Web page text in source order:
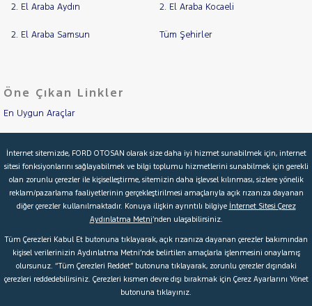
2. El Araba Aydın 2. El Araba Kocaeli
2. El Araba Samsun Tüm Şehirler
Öne Çıkan Linkler
En Uygun Araçlar
İkinci El Garanti
Kampanyalar
Kredi Hesaplama & Başvuru
© 2026 Ford Türkiye Ford Kurumsal Hakkımızda
Şartlar & Kişisel Verilerin Korunması S.S.S.
İnternet sitemizde, FORD OTOSAN olarak size daha iyi hizmet sunabilmek için, internet
sitesi fonksiyonlarını sağlayabilmek ve bilgi toplumu hizmetlerini sunabilmek için gerekli
olan zorunlu çerezler ile kişiselleştirme, sitemizin daha işlevsel kılınması, sizlere yönelik
reklam/pazarlama faaliyetlerinin gerçekleştirilmesi amaçlarıyla açık rızanıza dayanan
diğer çerezler kullanılmaktadır. Konuya ilişkin ayrıntılı bilgiye İnternet Sitesi Çerez
Aydınlatma Metni’nden ulaşabilirsiniz.
Tüm Çerezleri Kabul Et butonuna tıklayarak, açık rızanıza dayanan çerezler bakımından
kişisel verilerinizin Aydınlatma Metni’nde belirtilen amaçlarla işlenmesini onaylamış
olursunuz. “Tüm Çerezleri Reddet” butonuna tıklayarak, zorunlu çerezler dışındaki
çerezleri reddedebilirsiniz. Çerezleri kısmen devre dışı bırakmak için Çerez Ayarlarını Yönet
butonuna tıklayınız.